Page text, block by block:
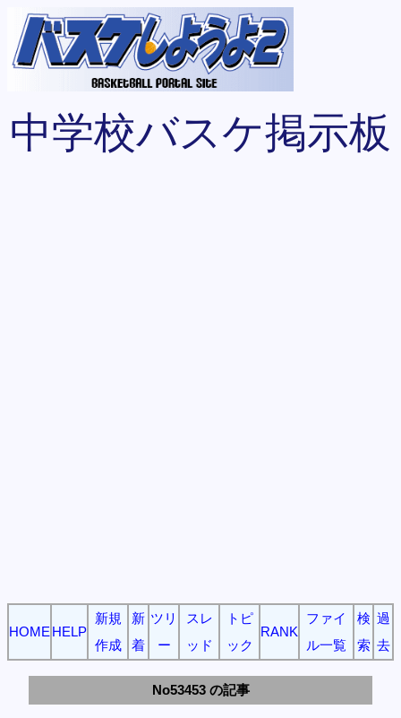
中学校バスケ掲示板
HOME HELP
新規
作成
新
着
ツリ
ー
スレ
ッド
トピ
ック
RANK
ファイ
ル一覧
検
索
過
去
No53453 の記事